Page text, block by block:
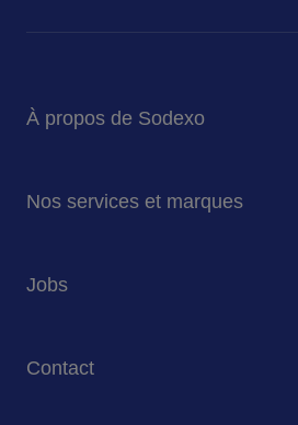
À propos de Sodexo
Notre mission et ambition
Nos services et marques
Nos marques
Jobs
Nos offres d'emploi
Contact